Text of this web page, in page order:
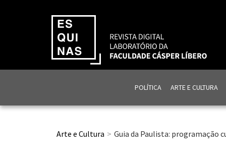
POLÍTICA ARTE E CULTURA
Arte e Cultura Guia da Paulista: programação